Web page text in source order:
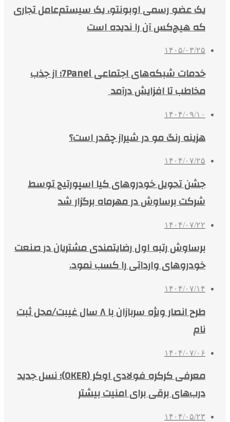
یک عضو رسمی اوبونتو، یک سیستم‌عامل تجاری
که هیچ‌کس آن را ندیده است
۱۴۰۵/۰۳/۲۵
خدمات شبکه‌های اجتماعی 7Panel؛ از جذب
مخاطب تا افزایش درآمد
۱۴۰۴/۰۹/۱۰
هزینه رنگ مو در شیراز چقدر است؟
۱۴۰۴/۰۷/۲۵
جشن تحویل خودروهای کیا اسپورتیج توسط
شرکت برساوش در مهرماه برگزار شد
۱۴۰۴/۰۷/۲۲
برساوش رتبه اول رضایتمندی مشتریان در صنعت
خودروهای وارداتی را کسب نمود.
۱۴۰۴/۰۷/۱۴
طرح انصار ویژه سربازان با ۸ سال غیبت/محل ثبت
نام
۱۴۰۴/۰۷/۰۶
معرفی کرکره فولادی اوکر (OKER)؛ نسل جدید
درب‌های برقی برای امنیت بیشتر
۱۴۰۴/۰۵/۲۳